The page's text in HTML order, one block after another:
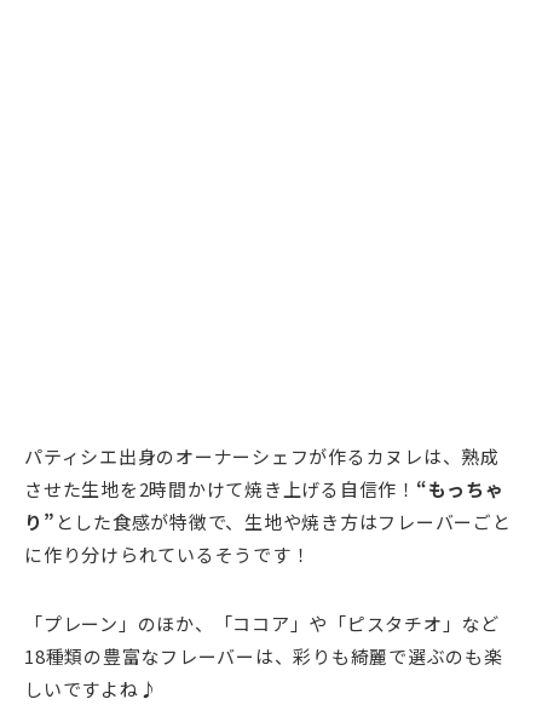
パティシエ出身のオーナーシェフが作るカヌレは、熟成
させた生地を2時間かけて焼き上げる自信作！ “もっちゃ
り” とした食感が特徴で、生地や焼き方はフレーバーごと
に作り分けられているそうです！
「プレーン」のほか、「ココア」や「ピスタチオ」など
18種類の豊富なフレーバーは、彩りも綺麗で選ぶのも楽
しいですよね♪